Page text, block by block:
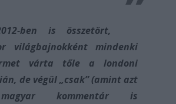
ben is összetört,
világbajnokként mindenki
várta tőle a londoni
de végül „csak” (amint azt
kommentár is